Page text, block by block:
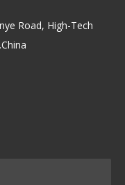
Road, High-Tech